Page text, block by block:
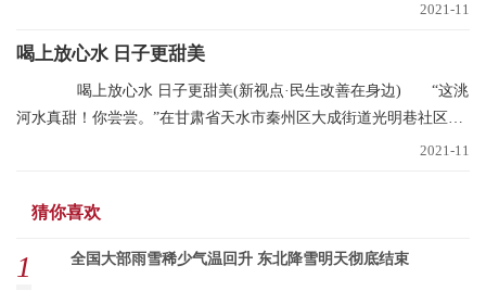
2021-11
喝上放心水 日子更甜美
喝上放心水 日子更甜美(新视点·民生改善在身边) “这洮
河水真甜！你尝尝。”在甘肃省天水市秦州区大成街道光明巷社区，
2021-11
猜你喜欢
1 全国大部雨雪稀少气温回升 东北降雪明天彻底结束